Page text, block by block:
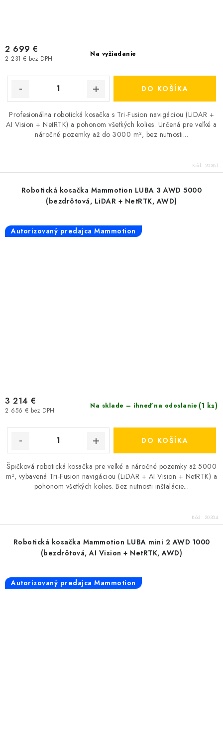
Na vyžiadanie
2 231 € bez DPH
2 699 €
DO KOŠÍKA
Profesionálna robotická kosačka s Tri-Fusion navigáciou (LiDAR +
AI Vision + NetRTK) a pohonom všetkých kolies. Určená pre veľké a
náročné pozemky až do 3000 m², bez nutnosti...
Kód: 20381
Robotická kosačka Mammotion LUBA 3 AWD 5000
(bezdrôtová, LiDAR + NetRTK, AWD)
Autorizovaný predajca Mammotion
Na sklade – ihneď na odoslanie (1 ks)
2 656 € bez DPH
3 214 €
DO KOŠÍKA
Špičková robotická kosačka pre veľké a náročné pozemky až 5000
m², vybavená Tri-Fusion navigáciou (LiDAR + AI Vision + NetRTK) a
pohonom všetkých kolies. Bez nutnosti inštalácie...
Kód: 20384
Robotická kosačka Mammotion LUBA mini 2 AWD 1000
(bezdrôtová, AI Vision + NetRTK, AWD)
Autorizovaný predajca Mammotion